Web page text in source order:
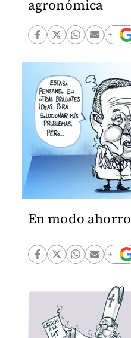
agronómica
En modo ahorro